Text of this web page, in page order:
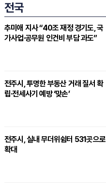
전국
추미애 지사 “40조 재정 경기도, 국
가사업·공무원 인건비 부담 과도”
전주시, 투명한 부동산 거래 질서 확
립·전세사기 예방 ‘맞손’
전주시, 실내 무더위쉼터 531곳으로
확대